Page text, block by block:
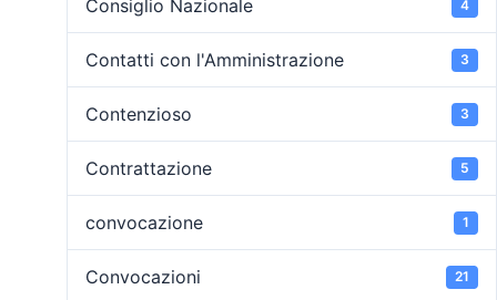
Consiglio Nazionale 4
Contatti con l'Amministrazione 3
Contenzioso 3
Contrattazione 5
convocazione 1
Convocazioni 21